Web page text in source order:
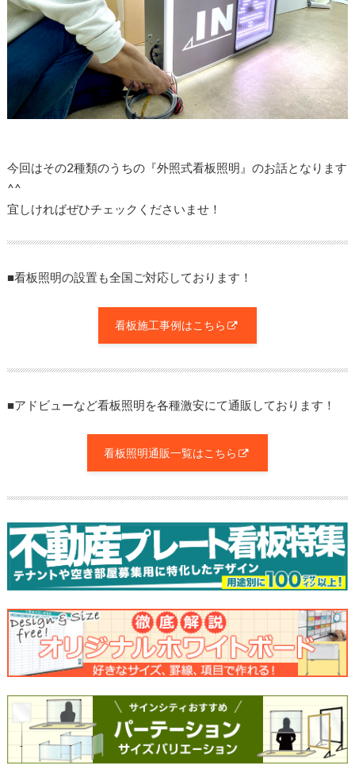
今回はその2種類のうちの『外照式看板照明』のお話となります
^^
宜しければぜひチェックくださいませ！
■看板照明の設置も全国ご対応しております！
看板施工事例はこちら
■アドビューなど看板照明を各種激安にて通販しております！
看板照明通販一覧はこちら